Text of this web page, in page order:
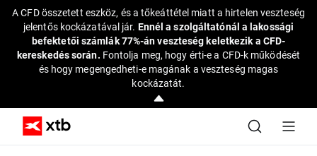
A CFD összetett eszköz, és a tőkeáttétel miatt a hirtelen veszteség
jelentős kockázatával jár. Ennél a szolgáltatónál a lakossági
befektetői számlák 77%-án veszteség keletkezik a CFD-
kereskedés során. Fontolja meg, hogy érti-e a CFD-k működését
és hogy megengedheti-e magának a veszteség magas
kockázatát.